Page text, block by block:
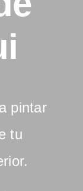
pintar
tu